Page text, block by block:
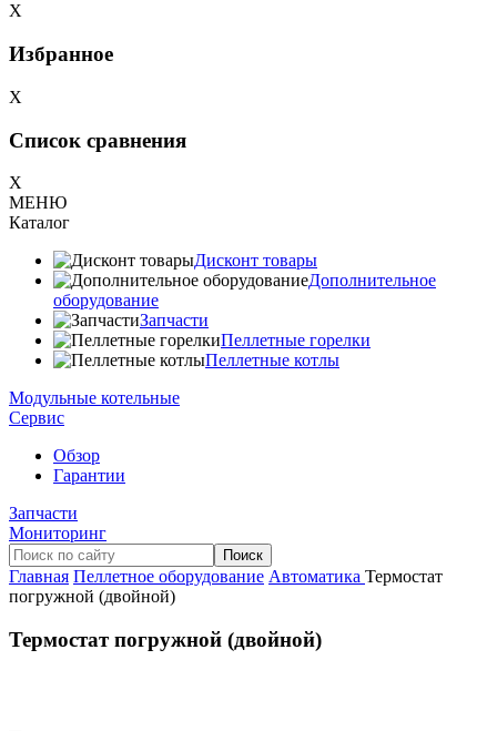
X
Избранное
X
Список сравнения
X
МЕНЮ
Каталог
Дисконт товары
Дополнительное
оборудование
Запчасти
Пеллетные горелки
Пеллетные котлы
Модульные котельные
Сервис
Обзор
Гарантии
Запчасти
Мониторинг
Главная Пеллетное оборудование Автоматика Термостат
погружной (двойной)
Термостат погружной (двойной)